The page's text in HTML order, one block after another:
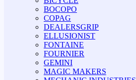
BOCOPO
COPAG
DEALERSGRIP
ELLUSIONIST
FONTAINE
FOURNIER
GEMINI
MAGIC MAKERS